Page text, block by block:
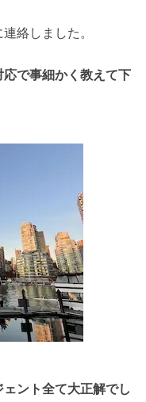
絡しました。
で事細かく教えて下
ント全て大正解でし